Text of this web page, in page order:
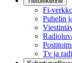
Fi-
Puhelin
Tv ja